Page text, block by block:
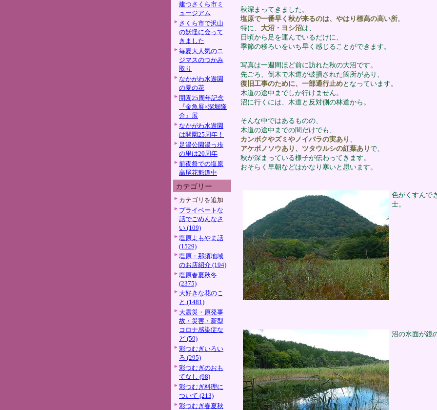
建つさくら市ミ
ュージアム
さくら市で沢山
の妖怪に会って
きました
毎夏大人気のニ
ジマスのつかみ
取り
なかがわ水遊園
の夏の花
開園25周年記念
『金魚展×深堀隆
介』展
なかがわ水遊園
は開園25周年！
足湯公園湯っ歩
の里は20周年
前夜祭での塩原
高尾花魁道中
カテゴリー
カテゴリを追加
プライベートな
話でごめんなさ
い (109)
塩原よもやま話
(1529)
塩原・那須地域
のお店紹介 (194)
塩原春夏秋冬
(2375)
大好きな花のこ
と (1481)
大震災・原発事
故・災害・新型
コロナ感染症な
ど (59)
彩つむぎいろい
ろ (295)
彩つむぎのおも
てなし (98)
彩つむぎ料理に
ついて (213)
彩つむぎ春夏秋
秋深まってきました。
塩原で一番早く秋が来るのは、やはり標高の高い所。
特に、 大沼・ヨシ沼は、
日頃から足を運んでいるだけに、
季節の移ろいをいち早く感じることができます。
写真は一週間ほど前に訪れた秋の大沼です。
先ごろ、倒木で木道が破損された箇所があり、
復旧工事のために、一部通行止めとなっています。
木道の途中までしか行けません。
沼に行くには、木道と反対側の林道から。
そんな中ではあるものの、
木道の途中までの間だけでも、
カンボクやズミやノイバラの実あり
アケボノソウあり、ツタウルシの紅葉あり で、
秋が深まっている様子が伝わってきます。
おそらく早朝などはかなり寒いと思います。
色がくすんで
士。
沼の水面が鏡